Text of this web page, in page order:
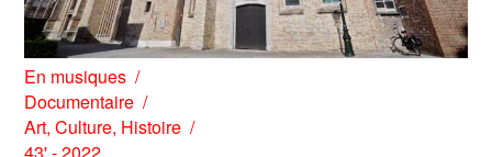
En musiques
Documentaire
Art,Culture, Histoire
43' - 2022